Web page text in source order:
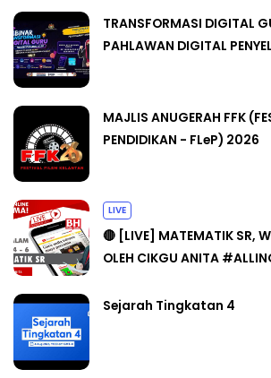
TRANSFORMASI DIGITAL
PAHLAWAN DIGITAL
MAJLIS ANUGERAH FFK
PENDIDIKAN - FLeP) 2026
LIVE
🔴 [LIVE] MATEMATIK SR,
OLEH CIKGU ANITA
Sejarah Tingkatan 4